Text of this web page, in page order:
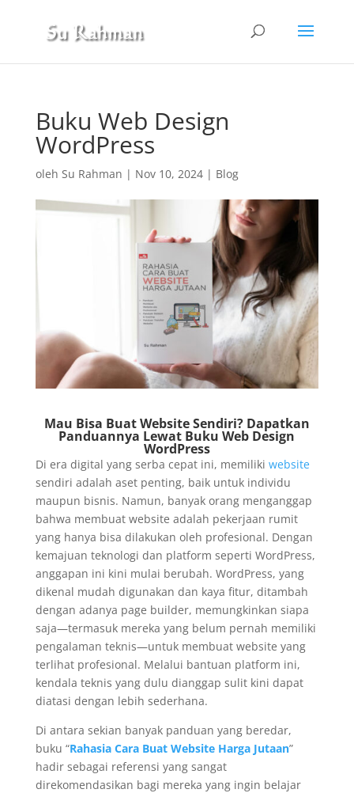
Buku Web Design
WordPress
oleh Su Rahman | Nov 10, 2024| Blog
Mau Bisa Buat Website Sendiri? Dapatkan
Panduannya Lewat Buku Web Design
WordPress
Di era digital yang serba cepat ini, memiliki website
sendiri adalah aset penting, baik untuk individu
maupun bisnis. Namun, banyak orang menganggap
bahwa membuat website adalah pekerjaan rumit
yang hanya bisa dilakukan oleh profesional. Dengan
kemajuan teknologi dan platform seperti WordPress,
anggapan ini kini mulai berubah. WordPress, yang
dikenal mudah digunakan dan kaya fitur, ditambah
dengan adanya page builder, memungkinkan siapa
saja—termasuk mereka yang belum pernah memiliki
pengalaman teknis—untuk membuat website yang
terlihat profesional. Melalui bantuan platform ini,
kendala teknis yang dulu dianggap sulit kini dapat
diatasi dengan lebih sederhana.
Di antara sekian banyak panduan yang beredar,
buku “Rahasia Cara Buat Website Harga Jutaan”
hadir sebagai referensi yang sangat
direkomendasikan bagi mereka yang ingin belajar